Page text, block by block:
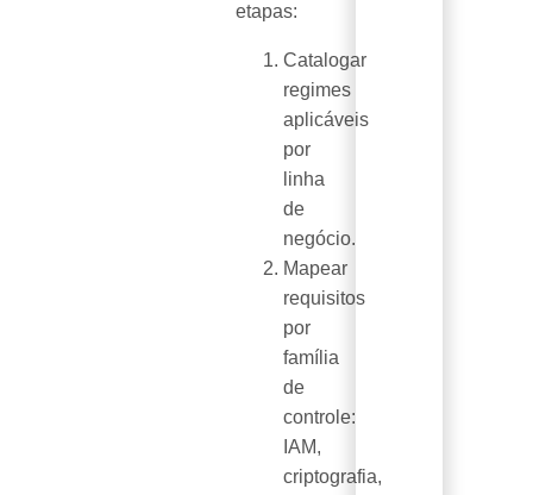
etapas:
Catalogar
regimes
aplicáveis
por
linha
de
negócio.
Mapear
requisitos
por
família
de
controle:
IAM,
criptografia,